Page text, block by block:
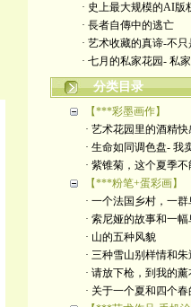
艺术博客：
目录中标注星号的
· 史上最大规模的AI版
· 長者自傳中的逃亡
· 艺术收藏的真谛-不
· 七月的私家花园- 私
分类目录
【***彩墨画作】
· 艺术花园里的酒精快
· 生命如同调色盘- 我
· 紫锥菊，这个夏季
【***粉笔+蛋彩画】
· 一个法国乡村，一
· 索尼娅的故事和一幅
· 山的五种风貌
· 三种雪山别样情和
· 请放下枪，到我的
· 关于一个夏和四个